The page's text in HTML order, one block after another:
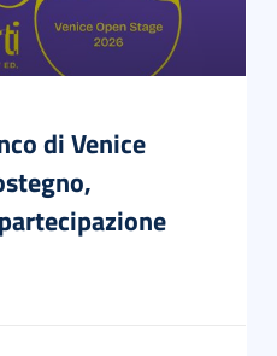
di Venice